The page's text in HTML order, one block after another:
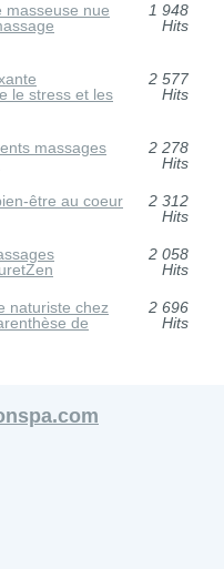
masseuse nue
1 948
Hits
le stress et les
2 577
Hits
massages
2 278
Hits
être au coeur
2 312
Hits
2 058
Hits
naturiste chez
de
2 696
Hits